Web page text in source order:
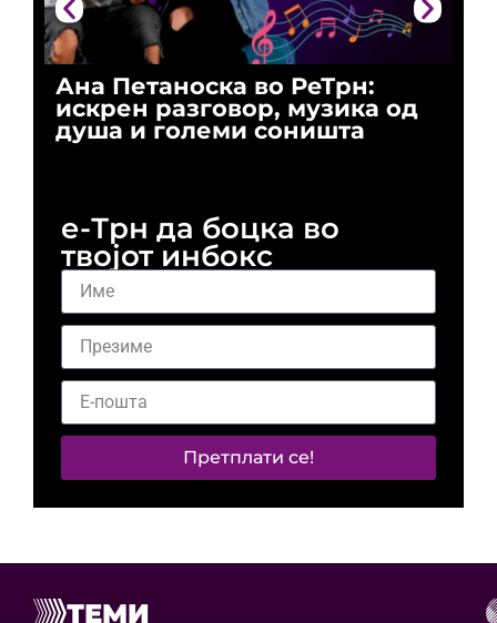
Ана Петаноска во РеТрн:
искрен разговор, музика од
душа и големи соништа
е-Трн да боцка во
твојот инбокс
Претплати се!
ТЕМИ